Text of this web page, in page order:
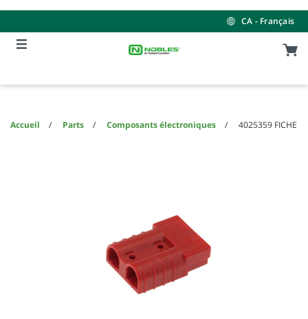
content
navigation
menu
CA - Français
Accueil Parts Composants électroniques 4025359 FICHE